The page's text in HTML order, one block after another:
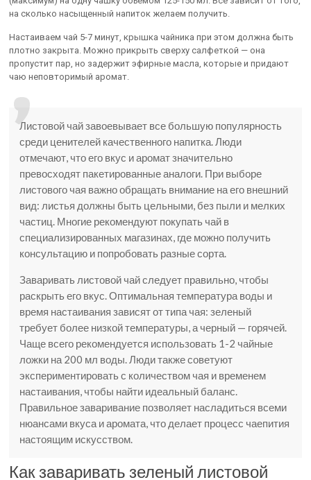
на сколько насыщенный напиток желаем получить.
Настаиваем чай 5-7 минут, крышка чайника при этом должна быть
плотно закрыта. Можно прикрыть сверху салфеткой — она
пропустит пар, но задержит эфирные масла, которые и придают
чаю неповторимый аромат.
Листовой чай завоевывает все большую популярность
среди ценителей качественного напитка. Люди
отмечают, что его вкус и аромат значительно
превосходят пакетированные аналоги. При выборе
листового чая важно обращать внимание на его внешний
вид: листья должны быть цельными, без пыли и мелких
частиц. Многие рекомендуют покупать чай в
специализированных магазинах, где можно получить
консультацию и попробовать разные сорта.
Заваривать листовой чай следует правильно, чтобы
раскрыть его вкус. Оптимальная температура воды и
время настаивания зависят от типа чая: зеленый
требует более низкой температуры, а черный — горячей.
Чаще всего рекомендуется использовать 1-2 чайные
ложки на 200 мл воды. Люди также советуют
экспериментировать с количеством чая и временем
настаивания, чтобы найти идеальный баланс.
Правильное заваривание позволяет насладиться всеми
нюансами вкуса и аромата, что делает процесс чаепития
настоящим искусством.
Как заваривать зеленый листовой